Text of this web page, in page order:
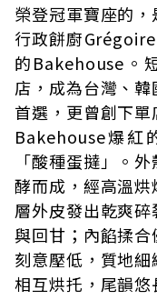
榮登冠軍寶座的
行政餅廚
的Bakehouse。
店，成為台灣、
首選，更曾創下
Bakehouse爆紅
「酸種蛋撻」。
酵而成，經高溫
層外皮發出乾爽
與回甘；內餡揉
刻意壓低，質地
相互烘托，尾韻悠